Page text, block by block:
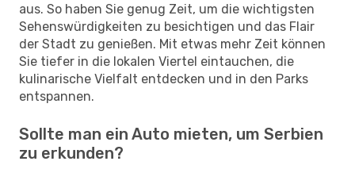
aus. So haben Sie genug Zeit, um die wichtigsten
Sehenswürdigkeiten zu besichtigen und das Flair
der Stadt zu genießen. Mit etwas mehr Zeit können
Sie tiefer in die lokalen Viertel eintauchen, die
kulinarische Vielfalt entdecken und in den Parks
entspannen.
Sollte man ein Auto mieten, um Serbien
zu erkunden?